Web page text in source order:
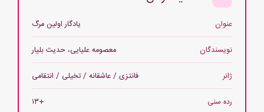
عنوان یادگار اولین مرگ
نویسندگان معصومه علیایی، حدیث بلیار
ژانر فانتزی / عاشقانه / تخیلی / انتقامی
رده سنی +۱۳